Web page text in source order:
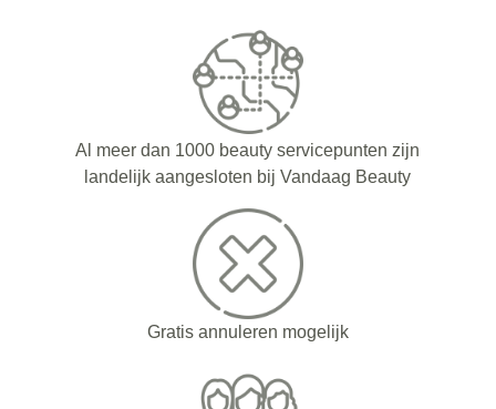
Al meer dan 1000 beauty servicepunten zijn
landelijk aangesloten bij Vandaag Beauty
Gratis annuleren mogelijk